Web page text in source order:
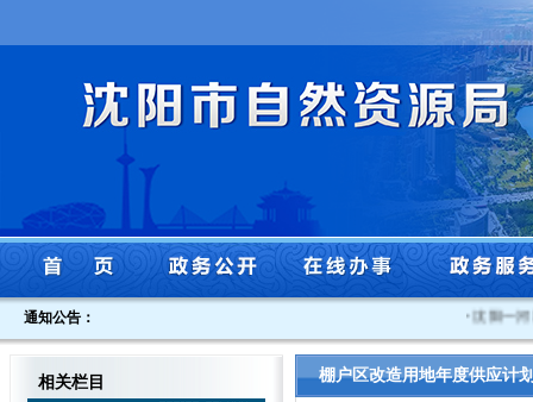
通知公告： 沈阳一河
相关栏目 棚户区改造用地年度供应计